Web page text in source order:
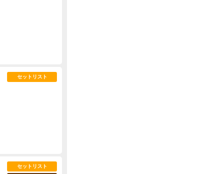
セットリスト
セットリスト